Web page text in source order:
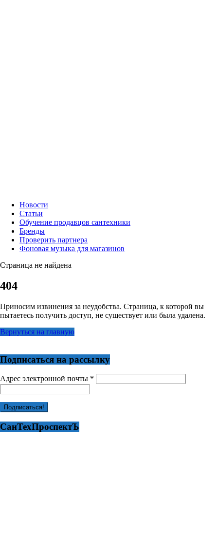
Новости
Статьи
Обучение продавцов сантехники
Бренды
Проверить партнера
Фоновая музыка для магазинов
Страница не найдена
404
Приносим извинения за неудобства. Страница, к которой вы
пытаетесь получить доступ, не существует или была удалена.
Вернуться на главную
Подписаться на рассылку
Адрес электронной почты *
СанТехПроспектЪ